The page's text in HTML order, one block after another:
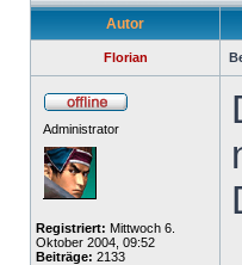
Autor
Florian
Administrator
Registriert: Mittwoch 6.
Oktober 2004, 09:52
Beiträge: 2133